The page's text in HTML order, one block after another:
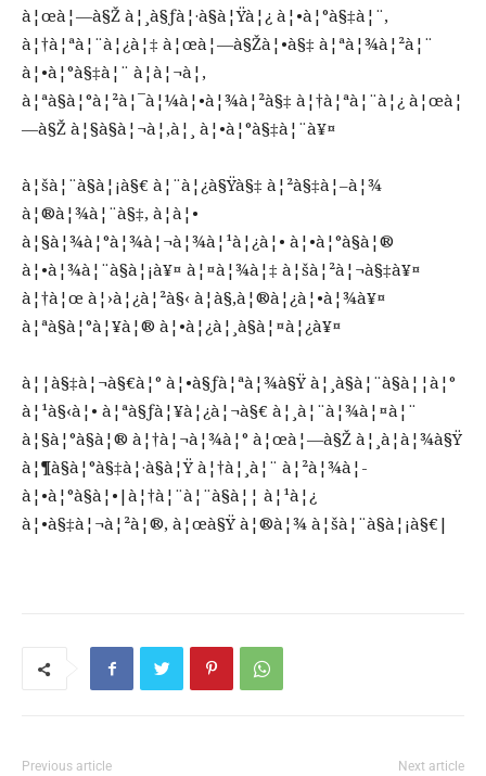
à¦œà¦—à§Ž à¦¸à§ƒà¦·à§à¦Ÿà¦¿ à¦•à¦°à§‡à¦¨,
à¦†à¦ªà¦¨à¦¿à¦‡ à¦œà¦—à§Žà¦•à§‡ à¦ªà¦¾à¦²à¦¨
à¦•à¦°à§‡à¦¨ à¦à¦¬à¦‚
à¦ªà§à¦°à¦²à¦¯à¦¼à¦•à¦¾à¦²à§‡ à¦†à¦ªà¦¨à¦¿ à¦œà¦
—à§Ž à¦§à§à¦¬à¦‚à¦¸ à¦•à¦°à§‡à¦¨à¥¤
à¦šà¦¨à§à¦¡à§€ à¦¨à¦¿à§Ÿà§‡ à¦²à§‡à¦–à¦¾
à¦®à¦¾à¦¨à§‡, à¦à¦•
à¦§à¦¾à¦°à¦¾à¦¬à¦¾à¦¹à¦¿à¦• à¦•à¦°à§à¦®
à¦•à¦¾à¦¨à§à¦¡à¥¤ à¦¤à¦¾à¦‡ à¦šà¦²à¦¬à§‡à¥¤
à¦†à¦œ à¦›à¦¿à¦²à§‹ à¦­à§‚à¦®à¦¿à¦•à¦¾à¥¤
à¦ªà§à¦°à¦¥à¦® à¦•à¦¿à¦¸à§à¦¤à¦¿à¥¤
à¦¦à§‡à¦¬à§€à¦° à¦•à§ƒà¦ªà¦¾à§Ÿ à¦¸à§à¦¨à§à¦¦à¦°
à¦¹à§‹à¦• à¦ªà§ƒà¦¥à¦¿à¦¬à§€ à¦¸à¦¨à¦¾à¦¤à¦¨
à¦§à¦°à§à¦® à¦†à¦¬à¦¾à¦° à¦œà¦—à§Ž à¦¸à¦­à¦¾à§Ÿ
à¦¶à§à¦°à§‡à¦·à§à¦Ÿ à¦†à¦¸à¦¨ à¦²à¦¾à¦­
à¦•à¦°à§à¦•|à¦†à¦¨à¦¨à§à¦¦ à¦¹à¦¿
à¦•à§‡à¦¬à¦²à¦®, à¦œà§Ÿ à¦®à¦¾ à¦šà¦¨à§à¦¡à§€|
Previous article Next article